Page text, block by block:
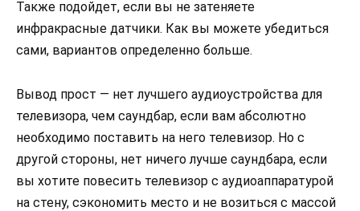
Также подойдет, если вы не затеняете
инфракрасные датчики. Как вы можете убедиться
сами, вариантов определенно больше.
Вывод прост — нет лучшего аудиоустройства для
телевизора, чем саундбар, если вам абсолютно
необходимо поставить на него телевизор. Но с
другой стороны, нет ничего лучше саундбара, если
вы хотите повесить телевизор с аудиоаппаратурой
на стену, сэкономить место и не возиться с массой